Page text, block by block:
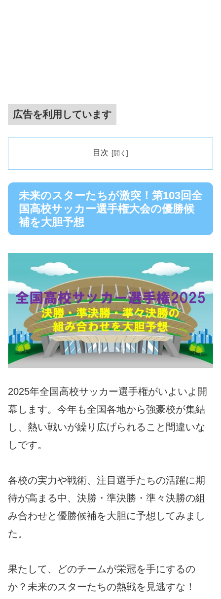
広告を利用しています
目次
未来のスターたちが激突！第103回全
国高校サッカー選手権大会の優勝候
補を大胆予想
2025年全国高校サッカー選手権がいよいよ開
幕します。今年も全国各地から強豪校が集結
し、熱い戦いが繰り広げられること間違いな
しです。
各校の実力や戦術、注目選手たちの活躍に期
待が高まる中、決勝・準決勝・準々決勝の組
み合わせと優勝候補を大胆に予想してみまし
た。
果たして、どのチームが栄冠を手にするの
か？未来のスターたちの熱戦を見逃すな！